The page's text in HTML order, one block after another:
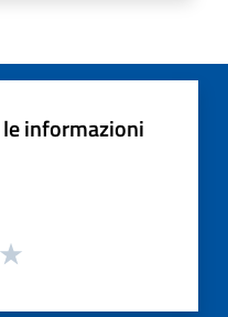
informazioni